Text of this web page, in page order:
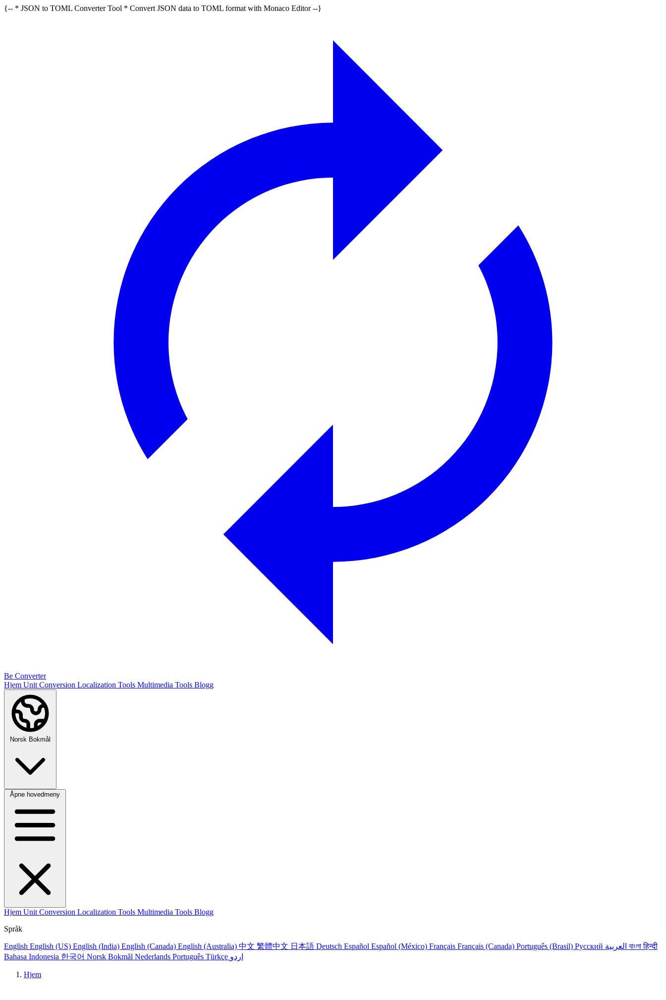
{-- * JSON to TOML Converter Tool * Convert JSON data to TOML format with Monaco Editor --}
Be Converter
Hjem Unit Conversion Localization Tools Multimedia Tools Blogg
Norsk Bokmål
Åpne hovedmeny
Hjem Unit Conversion Localization Tools Multimedia Tools Blogg
Språk
English English (US) English (India) English (Canada) English (Australia) 中文 繁體中文 日本語 Deutsch Español Español (México) Français Français (Canada) Português (Brasil) Русский বাংলাहिन्दी
Bahasa Indonesia 한국어 Norsk Bokmål Nederlands Português Türkçe اردو
Hjem